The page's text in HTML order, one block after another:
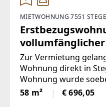
MIETWOHNUNG 7551
(Provisionsfrei)
Zur Vermietung
Wohnung direkt in
Wohnung wurde
wurde unter anderem
erneuert und für
58 m² € 696,05